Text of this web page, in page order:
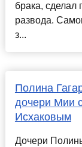
брака, сделал
развода.
з...
Полина
дочери Мии
Исхаковым
Дочери